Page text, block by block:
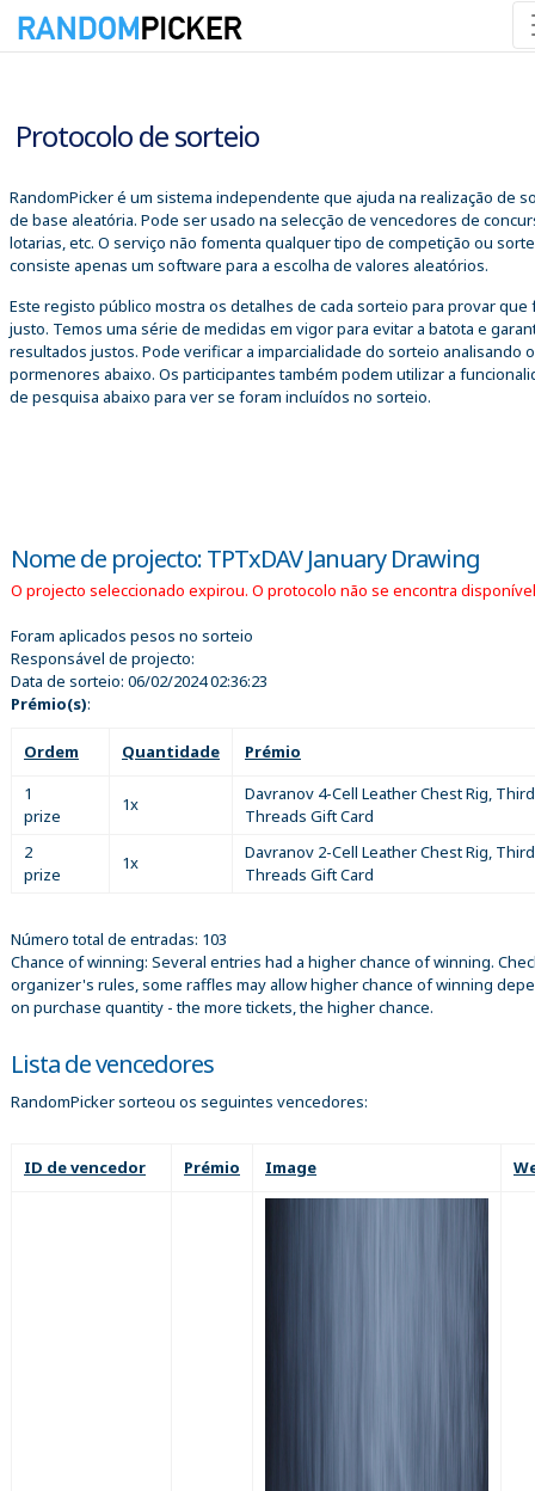
Protocolo de sorteio
RandomPicker é um sistema independente que ajuda na realização de
de base aleatória. Pode ser usado na selecção de vencedores de
lotarias, etc. O serviço não fomenta qualquer tipo de competição ou
consiste apenas um software para a escolha de valores aleatórios.
Este registo público mostra os detalhes de cada sorteio para provar que
justo. Temos uma série de medidas em vigor para evitar a batota e
resultados justos. Pode verificar a imparcialidade do sorteio analisando
pormenores abaixo. Os participantes também podem utilizar a
de pesquisa abaixo para ver se foram incluídos no sorteio.
Nome de projecto: TPTxDAV January Drawing
O projecto seleccionado expirou. O protocolo não se encontra
Foram aplicados pesos no sorteio
Responsável de projecto:
Data de sorteio: 06/02/2024 02:36:23
Prémio(s):
Ordem Quantidade
Prémio
1
prize
1x
Davranov 4-Cell Leather Chest Rig,
Threads Gift Card
2
prize
1x
Davranov 2-Cell Leather Chest Rig,
Threads Gift Card
Número total de entradas: 103
Chance of winning: Several entries had a higher chance of winning.
organizer's rules, some raffles may allow higher chance of winning
on purchase quantity - the more tickets, the higher chance.
Lista de vencedores
RandomPicker sorteou os seguintes vencedores:
ID de vencedor Prémio Image